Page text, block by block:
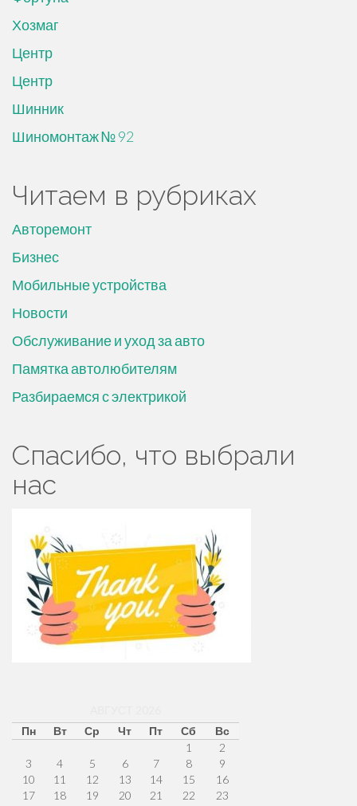
Хозмаг
Центр
Центр
Шинник
Шиномонтаж № 92
Читаем в рубриках
Авторемонт
Бизнес
Мобильные устройства
Новости
Обслуживание и уход за авто
Памятка автолюбителям
Разбираемся с электрикой
Спасибо, что выбрали
нас
Пн
Вт Ср Чт Пт Сб
Вс
1
2
3
4 5 6 7 8
9
10
11 12 13 14 15
16
17
18 19 20 21 22
23